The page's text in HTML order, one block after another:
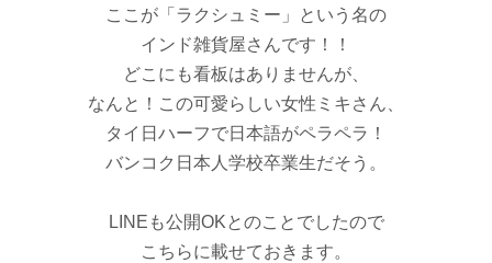
ここが「ラクシュミー」という名の
インド雑貨屋さんです！！
どこにも看板はありませんが、
なんと！この可愛らしい女性ミキさん、
タイ日ハーフで日本語がペラペラ！
バンコク日本人学校卒業生だそう。
LINEも公開OKとのことでしたので
こちらに載せておきます。